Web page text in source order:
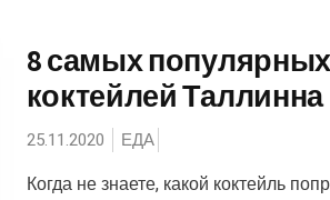
8 самых популярных
коктейлей Таллинна
25.11.2020 ЕДА
Когда не знаете, какой коктейль